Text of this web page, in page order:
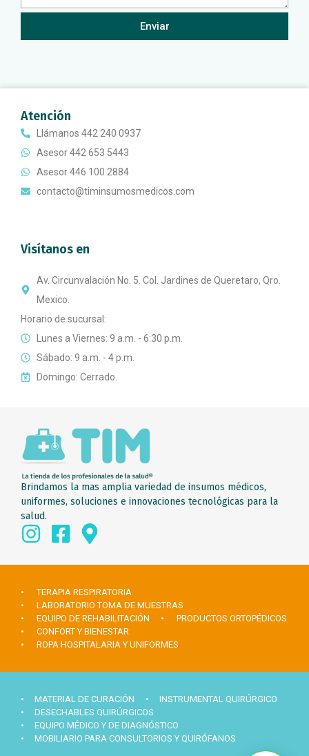
Enviar
Atención
Llámanos 442 240 0937
Asesor 442 653 5443
Asesor 446 100 2884
contacto@timinsumosmedicos.com
Visítanos en
Av. Circunvalación No. 5. Col. Jardines de Queretaro, Qro.
Mexico.
Horario de sucursal:
Lunes a Viernes: 9 a.m. - 6:30 p.m.
Sábado: 9 a.m. - 4 p.m.
Domingo: Cerrado.
Brindamos la mas amplia variedad de insumos médicos,
uniformes, soluciones e innovaciones tecnológicas para la
salud.
• TERAPIA RESPIRATORIA
• LABORATORIO TOMA DE MUESTRAS
• EQUIPO DE REHABILITACIÓN
• PRODUCTOS ORTOPÉDICOS
• CONFORT Y BIENESTAR
• ROPA HOSPITALARIA Y UNIFORMES
• MATERIAL DE CURACIÓN
• INSTRUMENTAL QUIRÚRGICO
• DESECHABLES QUIRÚRGICOS
• EQUIPO MÉDICO Y DE DIAGNÓSTICO
• MOBILIARIO PARA CONSULTORIOS Y QUIRÓFANOS